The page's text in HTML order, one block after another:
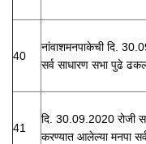
40
नांवाशमनपाकेची दि.
सर्व साधारण सभा पुढे
41
दि. 30.09.2020 रोजी
करण्यात आलेल्या मनपा